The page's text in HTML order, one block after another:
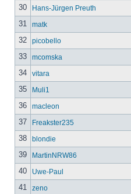
30 Hans-Jürgen Preuth
31 matk
32 picobello
33 mcomska
34 vitara
35 Muli1
36 macleon
37 Freakster235
38 blondie
39 MartinNRW86
40 Uwe-Paul
41 zeno